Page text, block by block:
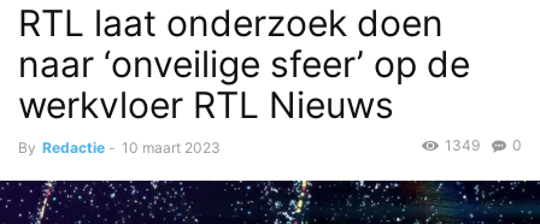
RTL laat onderzoek doen
naar ‘onveilige sfeer’ op de
werkvloer RTL Nieuws
By Redactie - 10 maart 2023 0
1349